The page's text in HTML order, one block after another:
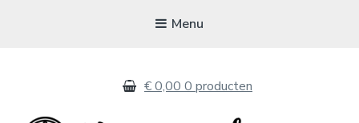
Menu
€ 0,00 0 producten